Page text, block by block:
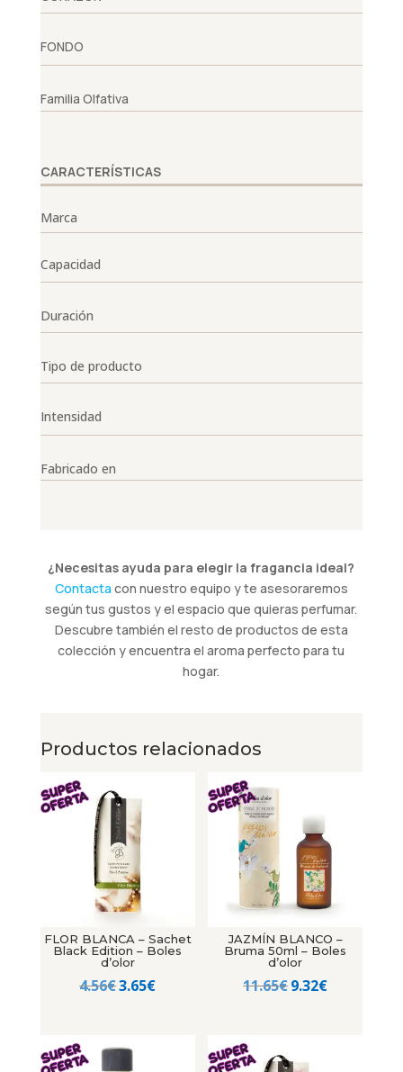
FONDO
Familia Olfativa
CARACTERÍSTICAS
Marca
Capacidad
Duración
Tipo de producto
Intensidad
Fabricado en
¿Necesitas ayuda para elegir la fragancia ideal?
Contacta con nuestro equipo y te asesoraremos
según tus gustos y el espacio que quieras perfumar.
Descubre también el resto de productos de esta
colección y encuentra el aroma perfecto para tu
hogar.
Productos relacionados
FLOR BLANCA – Sachet
Black Edition – Boles
d’olor
4.56€El
era:
3.65€El
JAZMÍN BLANCO –
Bruma 50ml – Boles
d’olor
11.65€El
9.32€El